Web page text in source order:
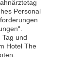
Personal
und
Hotel The